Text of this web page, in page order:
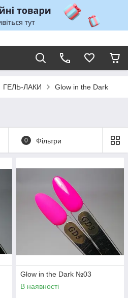
ГЕЛЬ-ЛАКИ Glow in the Dark
0 Фільтри
Glow in the Dark №03
В наявності